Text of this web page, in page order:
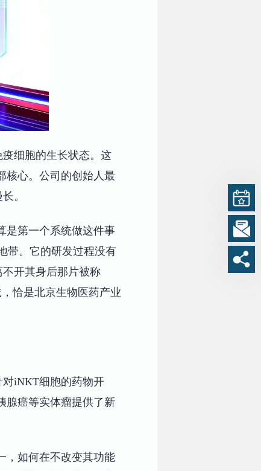
细胞的生长状态。这
核心。公司的创始人最
长。
是第一个系统做这件事
带。它的研发过程没有
开其身后那片被称
恰是北京生物医药产业
iNKT细胞的药物开
腺癌等实体瘤提供了新
，如何在不改变其功能